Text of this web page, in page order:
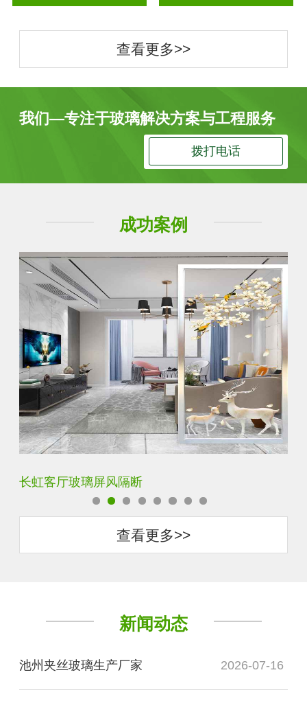
查看更多>>
我们—专注于玻璃解决方案与工程服务
拨打电话
成功案例
夹丝夹胶夹绢玻璃屏风
查看更多>>
新闻动态
池州夹丝玻璃生产厂家 2026-07-16